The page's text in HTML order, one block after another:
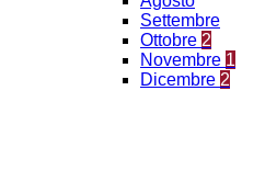
Settembre
Ottobre 2
Novembre 1
Dicembre 2